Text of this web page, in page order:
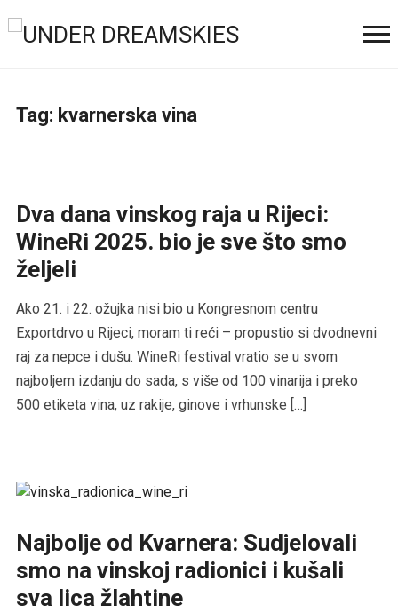
Tag: kvarnerska vina
Dva dana vinskog raja u Rijeci:
WineRi 2025. bio je sve što smo
željeli
Ako 21. i 22. ožujka nisi bio u Kongresnom centru
Exportdrvo u Rijeci, moram ti reći – propustio si dvodnevni
raj za nepce i dušu. WineRi festival vratio se u svom
najboljem izdanju do sada, s više od 100 vinarija i preko
500 etiketa vina, uz rakije, ginove i vrhunske […]
Najbolje od Kvarnera: Sudjelovali
smo na vinskoj radionici i kušali
sva lica žlahtine